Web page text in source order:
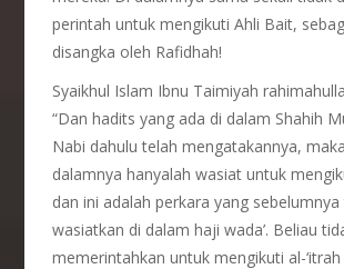
perintah untuk mengikuti Ahli Bait,
disangka oleh Rafidhah!
Syaikhul Islam Ibnu Taimiyah
“Dan hadits yang ada di dalam Shahih
Nabi dahulu telah mengatakannya,
dalamnya hanyalah wasiat untuk
dan ini adalah perkara yang
wasiatkan di dalam haji wada’. Beliau
memerintahkan untuk mengikuti al-